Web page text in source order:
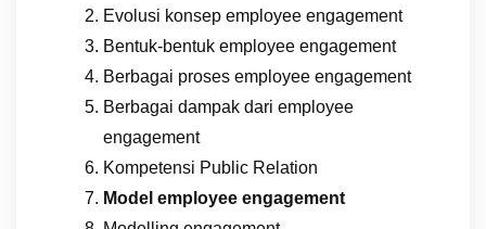
Evolusi konsep employee engagement
Bentuk-bentuk employee engagement
Berbagai proses employee engagement
Berbagai dampak dari employee
engagement
Kompetensi Public Relation
Model employee engagement